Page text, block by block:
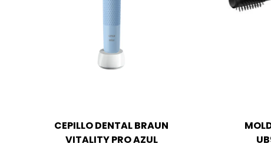
CEPILLO DENTAL BRAUN
VITALITY PRO AZUL